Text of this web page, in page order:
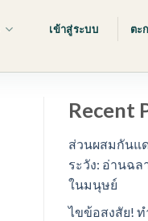
เข้าสู่ระบบ ตะ
Recent
ส่วนผสมกันแ
ระวัง: อ่านฉ
ในมนุษย์
ไขข้อสงสัย!